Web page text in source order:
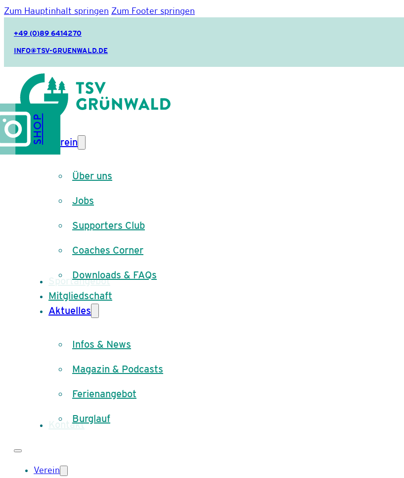
Zum Hauptinhalt springen Zum Footer springen
+49 (0)89 6414270
INFO@TSV-GRUENWALD.DE
Verein
Über uns
Jobs
Supporters Club
Coaches Corner
Downloads & FAQs
Sportangebot
Mitgliedschaft
Aktuelles
Infos & News
Magazin & Podcasts
Ferienangebot
Burglauf
Kontakt
Verein
SHOP